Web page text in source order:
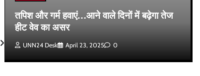
तपिश और गर्म हवाएं…आने वाले दिनों में बढ़ेगा तेज
हीट वेव का असर
UNN24 Desk April 23, 2025 0